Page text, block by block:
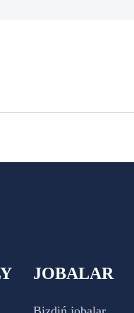
JOBALAR